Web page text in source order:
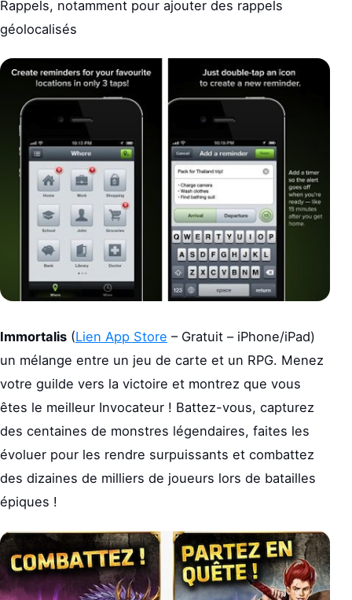
Rappels, notamment pour ajouter des rappels
géolocalisés
Immortalis (Lien App Store – Gratuit – iPhone/iPad)
un mélange entre un jeu de carte et un RPG. Menez
votre guilde vers la victoire et montrez que vous
êtes le meilleur Invocateur ! Battez-vous, capturez
des centaines de monstres légendaires, faites les
évoluer pour les rendre surpuissants et combattez
des dizaines de milliers de joueurs lors de batailles
épiques !